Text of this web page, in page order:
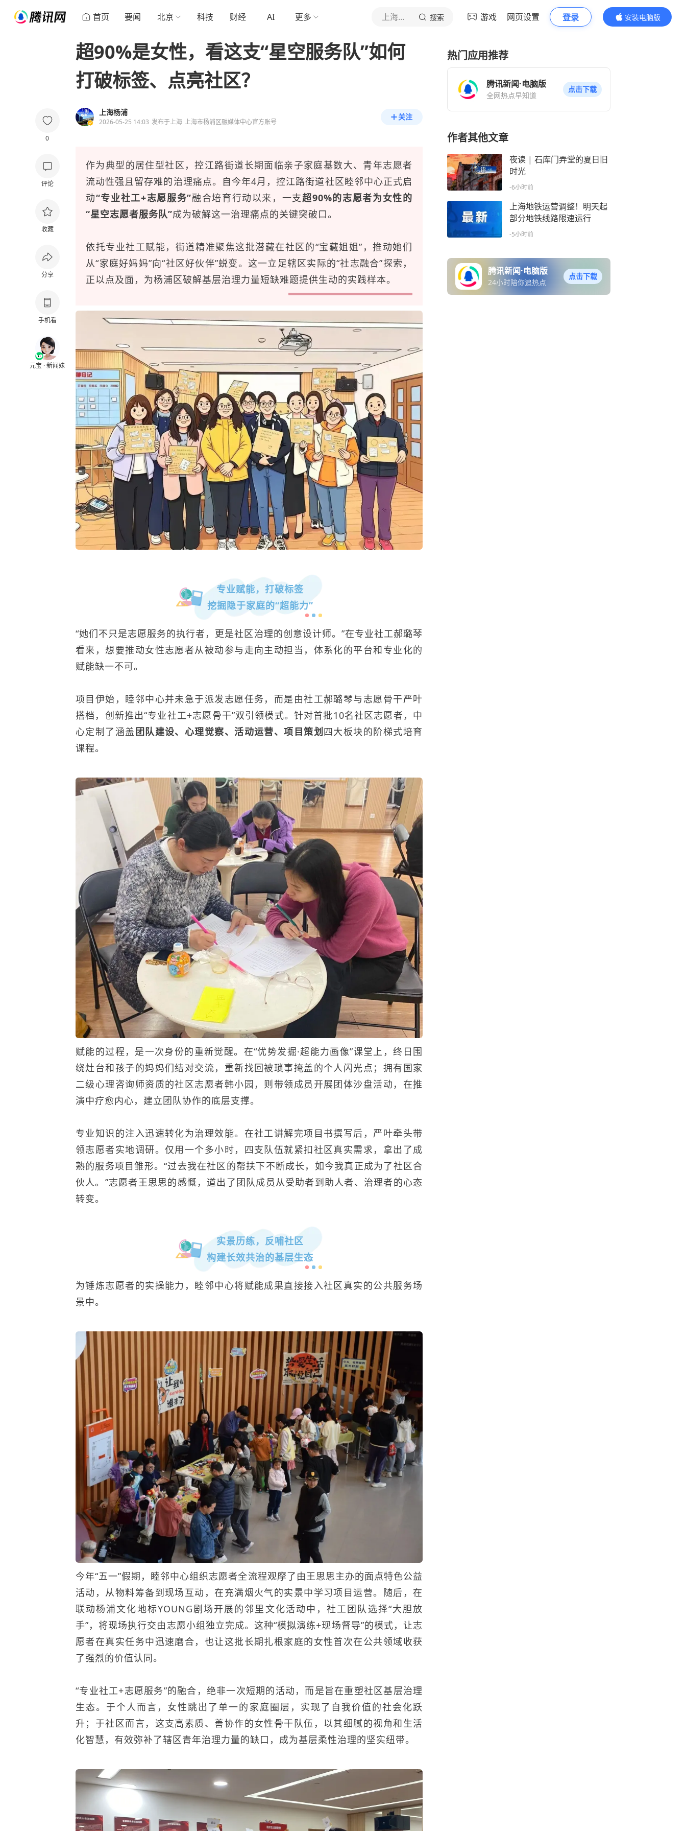
首页 要闻 北京 科技 财经 AI 更多 上海杨浦 搜索 游戏 网页设置 登录
安装电脑版
内容更精彩
0
评论
收藏
分享
手机看
元宝 · 新闻妹
超90%是女性，看这支“星空服务队”如何
打破标签、点亮社区？
上海杨浦
2026-05-25 14:03 发布于上海 上海市杨浦区融媒体中心官方账号
关注
作为典型的居住型社区，控江路街道长期面临亲子家庭基数大、青年志愿者
流动性强且留存难的治理痛点。自今年4月，控江路街道社区睦邻中心正式启
动“专业社工+志愿服务”融合培育行动以来，一支超90%的志愿者为女性的
“星空志愿者服务队”成为破解这一治理痛点的关键突破口。
依托专业社工赋能，街道精准聚焦这批潜藏在社区的“宝藏姐姐”，推动她们
从“家庭好妈妈”向“社区好伙伴”蜕变。这一立足辖区实际的“社志融合”探索，
正以点及面，为杨浦区破解基层治理力量短缺难题提供生动的实践样本。
专业赋能，打破标签
挖掘隐于家庭的“超能力”
“她们不只是志愿服务的执行者，更是社区治理的创意设计师。”在专业社工郝璐琴
看来，想要推动女性志愿者从被动参与走向主动担当，体系化的平台和专业化的
赋能缺一不可。
项目伊始，睦邻中心并未急于派发志愿任务，而是由社工郝璐琴与志愿骨干严叶
搭档，创新推出“专业社工+志愿骨干”双引领模式。针对首批10名社区志愿者，中
心定制了涵盖团队建设、心理觉察、活动运营、项目策划 四大板块的阶梯式培育
课程。
赋能的过程，是一次身份的重新觉醒。在“优势发掘·超能力画像”课堂上，终日围
绕灶台和孩子的妈妈们结对交流，重新找回被琐事掩盖的个人闪光点；拥有国家
二级心理咨询师资质的社区志愿者韩小园，则带领成员开展团体沙盘活动，在推
演中疗愈内心，建立团队协作的底层支撑。
专业知识的注入迅速转化为治理效能。在社工讲解完项目书撰写后，严叶牵头带
领志愿者实地调研。仅用一个多小时，四支队伍就紧扣社区真实需求，拿出了成
熟的服务项目雏形。“过去我在社区的帮扶下不断成长，如今我真正成为了社区合
伙人。”志愿者王思思的感慨，道出了团队成员从受助者到助人者、治理者的心态
转变。
实景历练，反哺社区
构建长效共治的基层生态
为锤炼志愿者的实操能力，睦邻中心将赋能成果直接接入社区真实的公共服务场
景中。
今年“五一”假期，睦邻中心组织志愿者全流程观摩了由王思思主办的面点特色公益
活动，从物料筹备到现场互动，在充满烟火气的实景中学习项目运营。随后，在
联动杨浦文化地标YOUNG剧场开展的邻里文化活动中，社工团队选择“大胆放
手”，将现场执行交由志愿小组独立完成。这种“模拟演练+现场督导”的模式，让志
愿者在真实任务中迅速磨合，也让这批长期扎根家庭的女性首次在公共领域收获
了强烈的价值认同。
“专业社工+志愿服务”的融合，绝非一次短期的活动，而是旨在重塑社区基层治理
生态。于个人而言，女性跳出了单一的家庭圈层，实现了自我价值的社会化跃
升；于社区而言，这支高素质、善协作的女性骨干队伍，以其细腻的视角和生活
化智慧，有效弥补了辖区青年治理力量的缺口，成为基层柔性治理的坚实纽带。
热门应用推荐
腾讯新闻·电脑版
全网热点早知道
点击下载
作者其他文章
夜读 | 石库门弄堂的夏日旧
时光
-6小时前
上海地铁运营调整！明天起
部分地铁线路限速运行
-5小时前
腾讯新闻·电脑版
24小时陪你追热点
点击下载